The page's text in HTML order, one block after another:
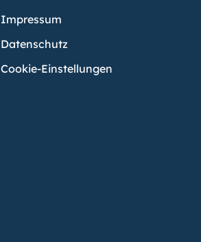
Impressum
Datenschutz
Cookie-Einstellungen